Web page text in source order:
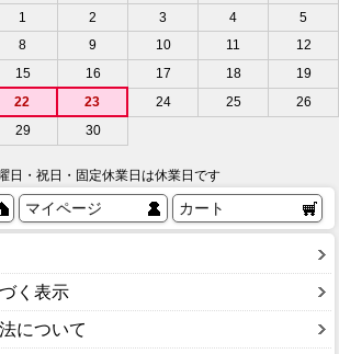
1
2 3 4
5
8 9 10 11
12
15 16 17 18
19
22 23 24 25
26
29 30
日・祝日・固定休業日は休業日です
マイページ カート
く表示
について